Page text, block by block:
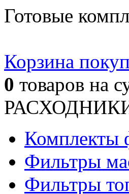
Готовые
Корзина
0 товаров на
Комплекты
Фильтры
Фильтры